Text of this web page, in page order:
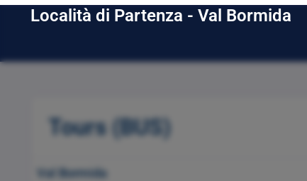
Località di Partenza - Val Bormida
Tours (BUS)
Val Bormida